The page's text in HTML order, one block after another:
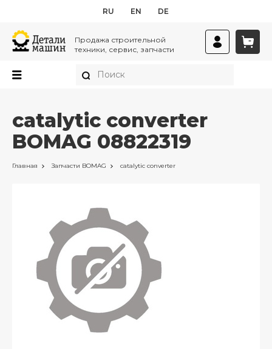
RU EN DE
Продажа строительной
техники, сервис, запчасти
catalytic converter
BOMAG 08822319
Главная Запчасти BOMAG catalytic converter